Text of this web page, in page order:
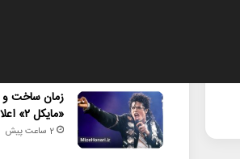
زمان ساخت و
«مایکل ۲» اعلام شد
2 ساعت پیش